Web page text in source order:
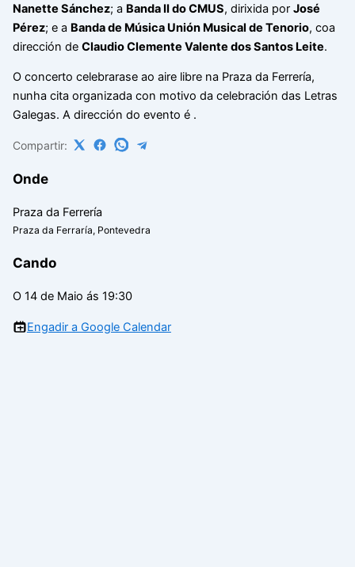
Nanette Sánchez; a Banda II do CMUS, dirixida por José
Pérez; e a Banda de Música Unión Musical de Tenorio, coa
dirección de Claudio Clemente Valente dos Santos Leite.
O concerto celebrarase ao aire libre na Praza da Ferrería,
nunha cita organizada con motivo da celebración das Letras
Galegas. A dirección do evento é .
Compartir:
Onde
Praza da Ferrería
Praza da Ferraría, Pontevedra
Cando
O 14 de Maio ás 19:30
Engadir a Google Calendar